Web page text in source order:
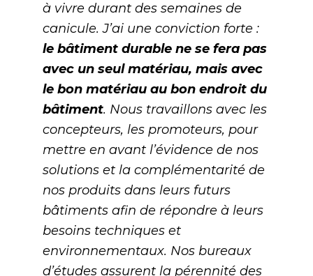
à vivre durant des semaines de
canicule. J’ai une conviction forte :
le bâtiment durable ne se fera pas
avec un seul matériau, mais avec
le bon matériau au bon endroit du
bâtiment. Nous travaillons avec les
concepteurs, les promoteurs, pour
mettre en avant l’évidence de nos
solutions et la complémentarité de
nos produits dans leurs futurs
bâtiments afin de répondre à leurs
besoins techniques et
environnementaux. Nos bureaux
d’études assurent la pérennité des